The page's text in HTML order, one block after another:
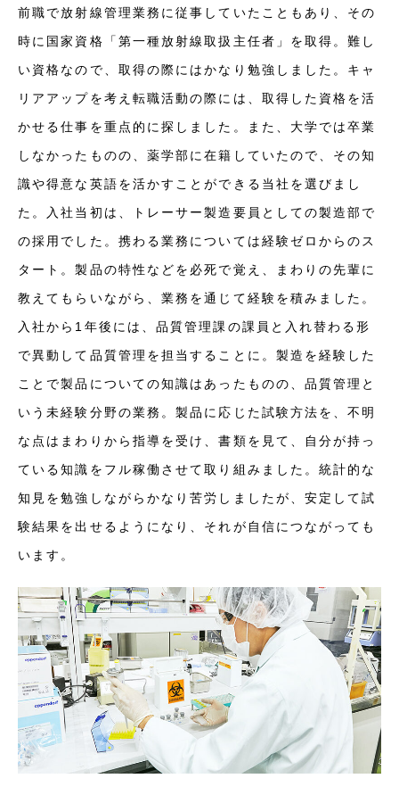
前職で放射線管理業務に従事していたこともあり、その
時に国家資格「第一種放射線取扱主任者」を取得。難し
い資格なので、取得の際にはかなり勉強しました。キャ
リアアップを考え転職活動の際には、取得した資格を活
かせる仕事を重点的に探しました。また、大学では卒業
しなかったものの、薬学部に在籍していたので、その知
識や得意な英語を活かすことができる当社を選びまし
た。入社当初は、トレーサー製造要員としての製造部で
の採用でした。携わる業務については経験ゼロからのス
タート。製品の特性などを必死で覚え、まわりの先輩に
教えてもらいながら、業務を通じて経験を積みました。
入社から1年後には、品質管理課の課員と入れ替わる形
で異動して品質管理を担当することに。製造を経験した
ことで製品についての知識はあったものの、品質管理と
いう未経験分野の業務。製品に応じた試験方法を、不明
な点はまわりから指導を受け、書類を見て、自分が持っ
ている知識をフル稼働させて取り組みました。統計的な
知見を勉強しながらかなり苦労しましたが、安定して試
験結果を出せるようになり、それが自信につながっても
います。